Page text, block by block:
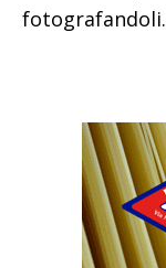
fotografandoli.